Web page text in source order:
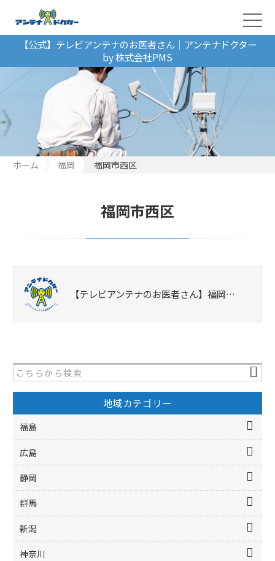
【公式】テレビアンテナのお医者さん｜アンテナドクター
by 株式会社PMS
ホーム 福岡 福岡市西区
福岡市西区
【テレビアンテナのお医者さん】福岡…
地域カテゴリー
福島
広島
静岡
群馬
新潟
神奈川